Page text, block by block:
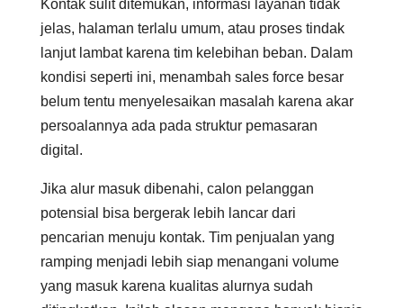
Kontak sulit ditemukan, informasi layanan tidak
jelas, halaman terlalu umum, atau proses tindak
lanjut lambat karena tim kelebihan beban. Dalam
kondisi seperti ini, menambah sales force besar
belum tentu menyelesaikan masalah karena akar
persoalannya ada pada struktur pemasaran
digital.
Jika alur masuk dibenahi, calon pelanggan
potensial bisa bergerak lebih lancar dari
pencarian menuju kontak. Tim penjualan yang
ramping menjadi lebih siap menangani volume
yang masuk karena kualitas alurnya sudah